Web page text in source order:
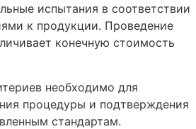
испытания в соответствии
к продукции. Проведение
конечную стоимость
необходимо для
процедуры и подтверждения
стандартам.